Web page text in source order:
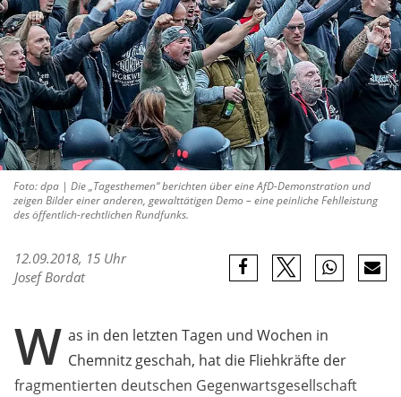
Foto: dpa | Die „Tagesthemen“ berichten über eine AfD-Demonstration und
zeigen Bilder einer anderen, gewalttätigen Demo – eine peinliche Fehlleistung
des öffentlich-rechtlichen Rundfunks.
12.09.2018, 15 Uhr
Josef Bordat
W as in den letzten Tagen und Wochen in
Chemnitz geschah, hat die Fliehkräfte der
fragmentierten deutschen Gegenwartsgesellschaft